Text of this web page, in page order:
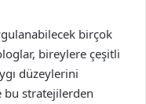
birçok
bireylere çeşitli
düzeylerini
bu stratejilerden